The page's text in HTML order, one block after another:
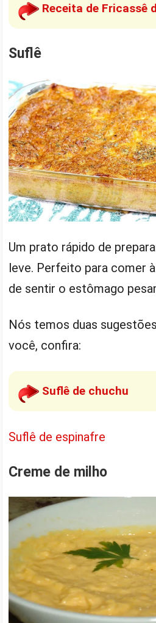
Receita de Fricassê
Suflê
Um prato rápido de
leve. Perfeito para comer
de sentir o estômago
Nós temos duas
você, confira:
Suflê de chuchu
Suflê de espinafre
Creme de milho